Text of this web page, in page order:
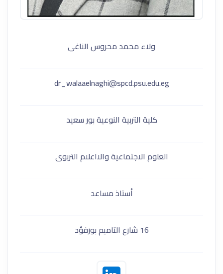
ولاء محمد محروس الناغى
dr_walaaelnaghi@spcd.psu.edu.eg
كلية التربية النوعية بور سعيد
العلوم الاجتماعية والااعلام التربوى
أستاذ مساعد
16 شارع التاميم بورفؤد